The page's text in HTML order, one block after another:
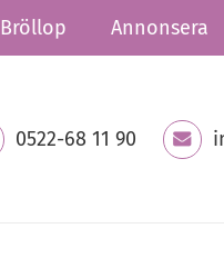
Bröllop Annonsera
0522-68 11 90